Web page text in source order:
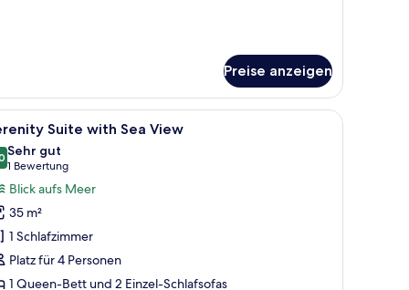
Preise anzeigen
Hocker, Sofa und einer Wandleuchte.Ein Wohnzimmer mit einer Couch, einer
9 Suite with Sea View
von 10
Sehr gut
1 Bewertung
(1
Bewertung)
Blick aufs Meer
35 m²
1 Schlafzimmer
Platz für 4 Personen
1 Queen-Bett und 2 Einzel-Schlafsofas